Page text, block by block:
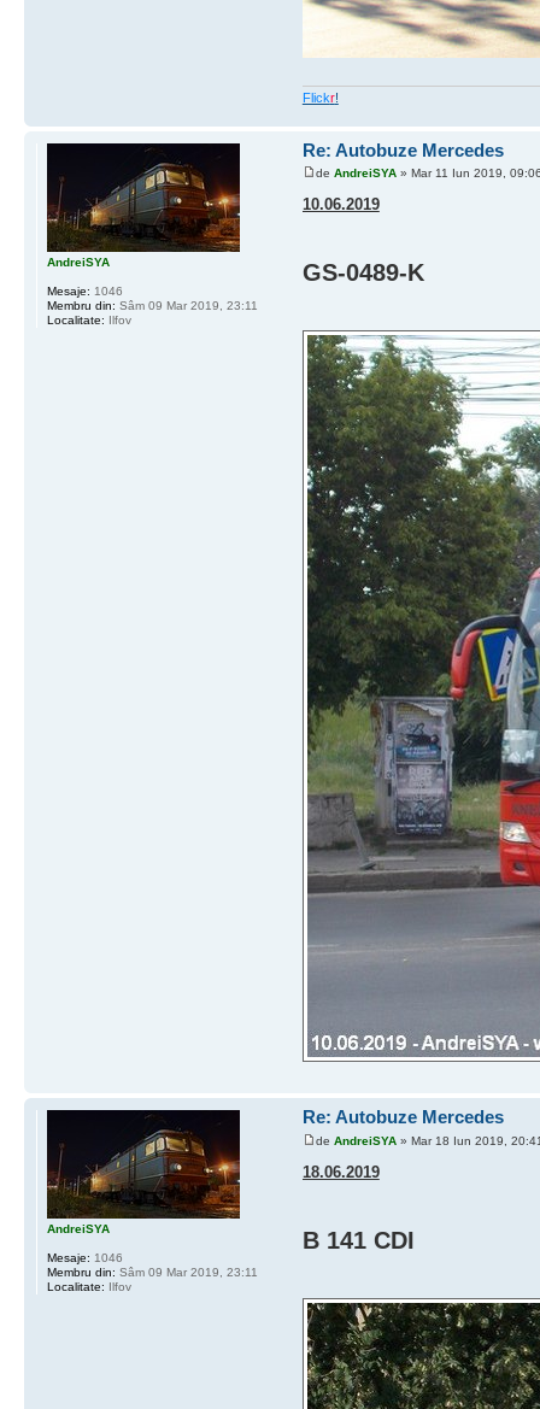
Flickr!
Re: Autobuze Mercedes
de AndreiSYA» Mar 11 Iun 2019,
10.06.2019
GS-0489-K
AndreiSYA
Mesaje: 1046
Membru din: Sâm 09 Mar 2019, 23:11
Localitate: Ilfov
Re: Autobuze Mercedes
de AndreiSYA» Mar 18 Iun 2019,
18.06.2019
B 141 CDI
AndreiSYA
Mesaje: 1046
Membru din: Sâm 09 Mar 2019, 23:11
Localitate: Ilfov